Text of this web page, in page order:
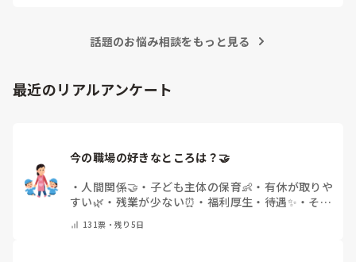
話題のお悩み相談をもっと見る
最近のリアルアンケート
・ 人間関係🤝 ・ 子ども主体の保育👶 ・ 有休が取りや
すい🌿 ・ 残業が少ない⏰ ・ 福利厚生・待遇✨ ・ その
131票・残り5日